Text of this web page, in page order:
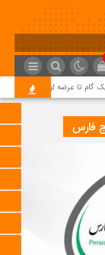
گام تا عرضه اولیه؛ نماد
فارس